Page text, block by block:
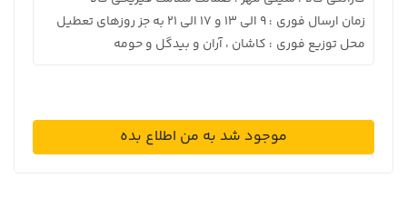
زمان ارسال فوری : 9 الی 13 و 17 الی 21 به جز روزهای تعطیل
محل توزیع فوری : کاشان ، آران و بیدگل و حومه
موجود شد به من اطلاع بده